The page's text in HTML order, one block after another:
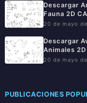
Descargar
Fauna 2D
20 de mayo
Descargar
Animales 2D
20 de mayo
PUBLICACIONES